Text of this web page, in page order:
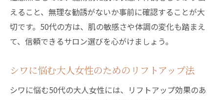
えること、無理な勧誘がないか事前に確認することが大
切です。50代の方は、肌の敏感さや体調の変化も踏まえ
て、信頼できるサロン選びを心がけましょう。
シワに悩む大人女性のためのリフトアップ法
シワに悩む50代の大人女性には、リフトアップ効果のあ